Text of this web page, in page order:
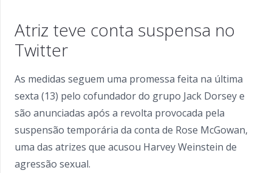
Atriz teve conta suspensa no
Twitter
As medidas seguem uma promessa feita na última
sexta (13) pelo cofundador do grupo Jack Dorsey e
são anunciadas após a revolta provocada pela
suspensão temporária da conta de Rose McGowan,
uma das atrizes que acusou Harvey Weinstein de
agressão sexual.